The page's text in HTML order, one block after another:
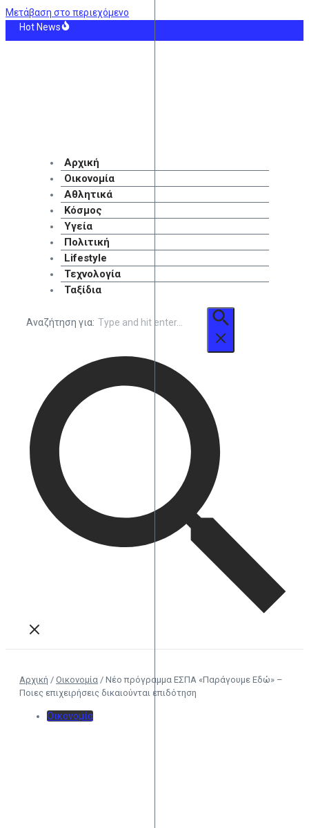
Μετάβαση στο περιεχόμενο
Hot News
Αρχική
Οικονομία
Αθλητικά
Κόσμος
Υγεία
Πολιτική
Lifestyle
Τεχνολογία
Ταξίδια
Αναζήτηση για:
Αρχική / Οικονομία / Νέο πρόγραμμα ΕΣΠΑ «Παράγουμε Εδώ» –
Ποιες επιχειρήσεις δικαιούνται επιδότηση
Οικονομία